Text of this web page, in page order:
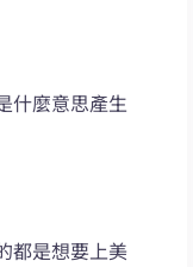
什麼意思產生
都是想要上美